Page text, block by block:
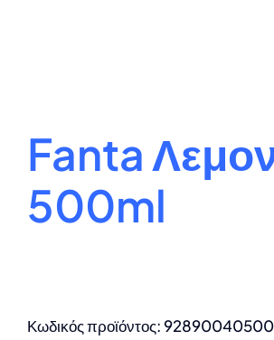
Fanta
500ml
Κωδικός προϊόντος: 92890040500